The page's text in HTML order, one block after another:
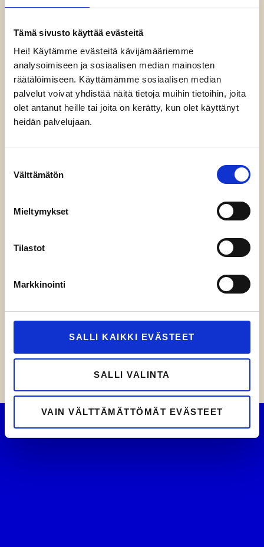
Tämä sivusto käyttää evästeitä
Hei! Käytämme evästeitä kävijämääriemme
analysoimiseen ja sosiaalisen median mainosten
räätälöimiseen. Käyttämämme sosiaalisen median
palvelut voivat yhdistää näitä tietoja muihin tietoihin, joita
olet antanut heille tai joita on kerätty, kun olet käyttänyt
heidän palvelujaan.
valinta
Välttämätön
Mieltymykset
Tilastot
Markkinointi
SALLI KAIKKI EVÄSTEET
SALLI VALINTA
VAIN VÄLTTÄMÄTTÖMÄT EVÄSTEET
Haluan vastaanottaa Era Contentin
uutiskirjeen ja annan Era Contentille
markkinointiluvan.